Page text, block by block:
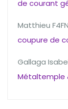
de courant
Matthieu
coupure de
Gallaga
Métaltemple